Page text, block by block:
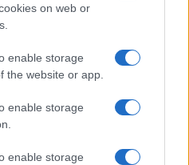
on web or
enable storage
the website or app.
enable storage
enable storage